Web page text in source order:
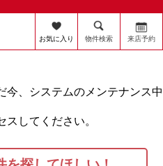
お気に入り 物件検索 来店予約
今、システムのメンテナンス中
スしてください。